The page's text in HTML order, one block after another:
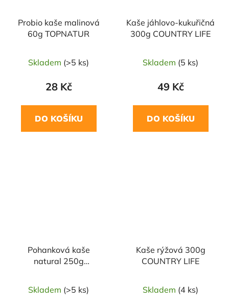
Probio kaše malinová
60g TOPNATUR
Skladem (>5 ks)
28 Kč
DO KOŠÍKU
Kaše jáhlovo-kukuřičná
300g COUNTRY LIFE
Skladem (5 ks)
49 Kč
DO KOŠÍKU
Pohanková kaše
natural 250g
Skladem (>5 ks)
Kaše rýžová 300g
COUNTRY LIFE
Skladem (4 ks)